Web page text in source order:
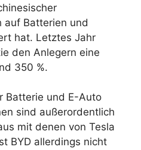
auf Batterien und
hat. Letztes Jahr
den Anlegern eine
350 %.
Batterie und E-Auto
sind außerordentlich
mit denen von Tesla
BYD allerdings nicht